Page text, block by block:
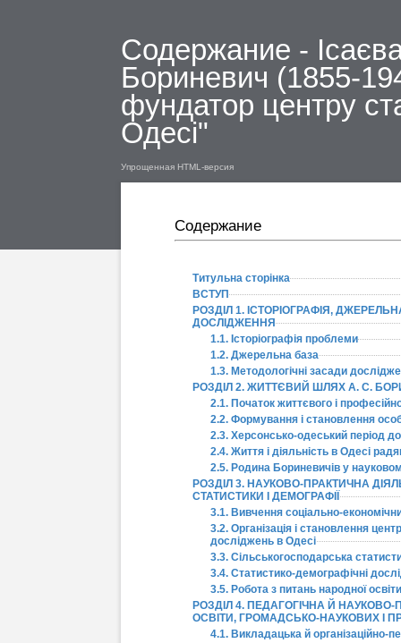
Содержание -
Бориневич (1855-
фундатор центру
Одесі"
Упрощенная HTML-версия
Содержание
Титульна сторінка
ВСТУП
РОЗДІЛ 1. ІСТОРІОГРАФІЯ,
ДОСЛІДЖЕННЯ
1.1. Історіографія проблеми
1.2. Джерельна база
1.3. Методологічні засади
РОЗДІЛ 2. ЖИТТЄВИЙ ШЛЯХ А. С.
2.1. Початок життєвого і
2.2. Формування і становлення
2.3. Херсонсько-одеський період
2.4. Життя і діяльність в Одесі
2.5. Родина Бориневичів у
РОЗДІЛ 3. НАУКОВО-ПРАКТИЧНА
СТАТИСТИКИ І ДЕМОГРАФІЇ
3.1. Вивчення соціально-
3.2. Організація і становлення
досліджень в Одесі
3.3. Сільськогосподарська
3.4. Статистико-демографічні
3.5. Робота з питань народної
РОЗДІЛ 4. ПЕДАГОГІЧНА Й
ОСВІТИ, ГРОМАДСЬКО-НАУКОВИХ І
4.1. Викладацька й організаційно-